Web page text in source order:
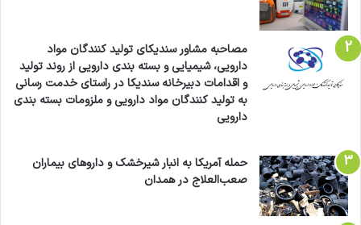
مصاحبه مشاور سندیکای تولید کنندگان مواد
دارویی، شیمیایی و بسته بندی دارویی از روند تولید
و اقدامات دبیرخانه سندیکا در راستای خدمت رسانی
به تولید کنندگان مواد دارویی و ملزومات بسته بندی
دارویی
حمله آمریکا به انبار شیرخشک و داروهای بیماران
صعب‌العلاج در همدان